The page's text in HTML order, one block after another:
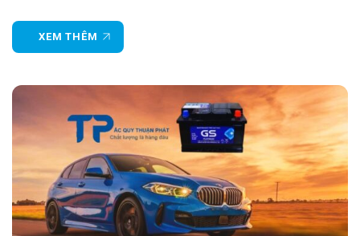
phiên bản đều được trang bị
XEM THÊM